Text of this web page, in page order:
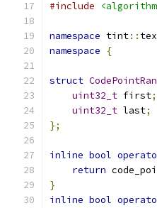
#include
namespace tint::
namespace
{
struct
uint32_t first;
uint32_t last;
};
inline bool
return
}
inline bool